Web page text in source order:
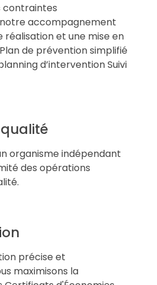
contraintes
accompagnement
réalisation et une mise en
de prévention simplifié
d’intervention Suivi
organisme indépendant
des opérations
précise et
maximisons la